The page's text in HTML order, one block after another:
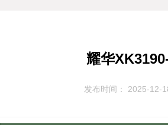
耀华
发布时间： 2025-12-